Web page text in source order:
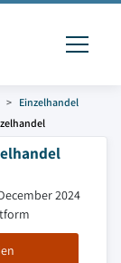
Einzelhandel
2024